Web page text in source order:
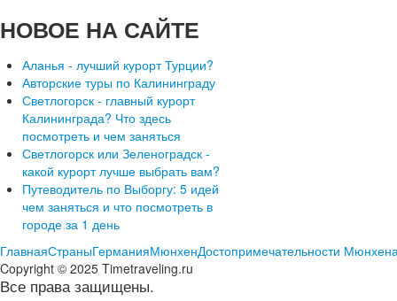
НОВОЕ НА САЙТЕ
Аланья - лучший курорт Турции?
Авторские туры по Калининграду
Светлогорск - главный курорт
Калининграда? Что здесь
посмотреть и чем заняться
Светлогорск или Зеленоградск -
какой курорт лучше выбрать вам?
Путеводитель по Выборгу: 5 идей
чем заняться и что посмотреть в
городе за 1 день
ГлавнаяСтраныГерманияМюнхенДостопримечательности
Copyright © 2025 Timetraveling.ru
Все права защищены.